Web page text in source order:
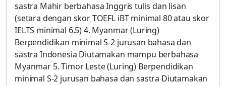
sastra Mahir berbahasa Inggris tulis dan lisan
(setara dengan skor TOEFL iBT minimal 80 atau skor
IELTS minimal 6.5) 4. Myanmar (Luring)
Berpendidikan minimal S-2 jurusan bahasa dan
sastra Indonesia Diutamakan mampu berbahasa
Myanmar 5. Timor Leste (Luring) Berpendidikan
minimal S-2 jurusan bahasa dan sastra Diutamakan